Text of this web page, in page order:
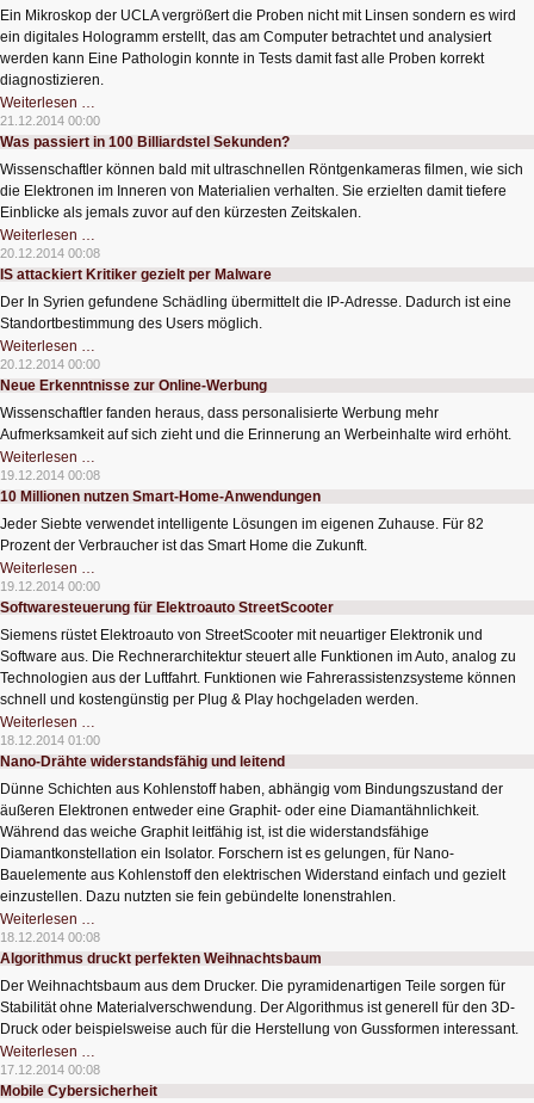
Atomen
hilft
Nanotechnologie
Ein Mikroskop der UCLA vergrößert die Proben nicht mit Linsen sondern es wird
ein digitales Hologramm erstellt, das am Computer betrachtet und analysiert
werden kann Eine Pathologin konnte in Tests damit fast alle Proben korrekt
diagnostizieren.
Weiterlesen …
arbeitet
mit
Hologrammen
Linsen
21.12.2014 00:00
Was passiert in 100 Billiardstel Sekunden?
Wissenschaftler können bald mit ultraschnellen Röntgenkameras filmen, wie sich
die Elektronen im Inneren von Materialien verhalten. Sie erzielten damit tiefere
Einblicke als jemals zuvor auf den kürzesten Zeitskalen.
Weiterlesen …
passiert
in
100
Sekunden?
20.12.2014 00:08
IS attackiert Kritiker gezielt per Malware
Der In Syrien gefundene Schädling übermittelt die IP-Adresse. Dadurch ist eine
Standortbestimmung des Users möglich.
Weiterlesen …
attackiert
Kritiker
gezielt
Malware
20.12.2014 00:00
Neue Erkenntnisse zur Online-Werbung
Wissenschaftler fanden heraus, dass personalisierte Werbung mehr
Aufmerksamkeit auf sich zieht und die Erinnerung an Werbeinhalte wird erhöht.
Weiterlesen …
Erkenntnisse
zur
Online-
19.12.2014 00:08
10 Millionen nutzen Smart-Home-Anwendungen
Jeder Siebte verwendet intelligente Lösungen im eigenen Zuhause. Für 82
Prozent der Verbraucher ist das Smart Home die Zukunft.
Weiterlesen …
Millionen
nutzen
Smart-
Anwendungen
19.12.2014 00:00
Softwaresteuerung für Elektroauto StreetScooter
Siemens rüstet Elektroauto von StreetScooter mit neuartiger Elektronik und
Software aus. Die Rechnerarchitektur steuert alle Funktionen im Auto, analog zu
Technologien aus der Luftfahrt. Funktionen wie Fahrerassistenzsysteme können
schnell und kostengünstig per Plug & Play hochgeladen werden.
Weiterlesen …
für
Elektroauto
StreetScooter
18.12.2014 01:00
Nano-Drähte widerstandsfähig und leitend
Dünne Schichten aus Kohlenstoff haben, abhängig vom Bindungszustand der
äußeren Elektronen entweder eine Graphit- oder eine Diamantähnlichkeit.
Während das weiche Graphit leitfähig ist, ist die widerstandsfähige
Diamantkonstellation ein Isolator. Forschern ist es gelungen, für Nano-
Bauelemente aus Kohlenstoff den elektrischen Widerstand einfach und gezielt
einzustellen. Dazu nutzten sie fein gebündelte Ionenstrahlen.
Weiterlesen …
Drähte
widerstandsfähig
und
18.12.2014 00:08
Algorithmus druckt perfekten Weihnachtsbaum
Der Weihnachtsbaum aus dem Drucker. Die pyramidenartigen Teile sorgen für
Stabilität ohne Materialverschwendung. Der Algorithmus ist generell für den 3D-
Druck oder beispielsweise auch für die Herstellung von Gussformen interessant.
Weiterlesen …
druckt
perfekten
Weihnachtsbaum
17.12.2014 00:08
Mobile Cybersicherheit